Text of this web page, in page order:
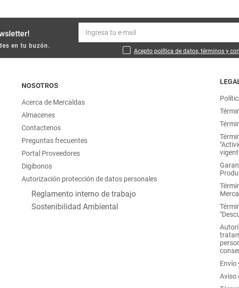
en tu buzón.
Acepto política de datos, términos y
NOSOTROS
Acerca de Mercaldas
Almacenes
Contactenos
Preguntas frecuentes
Portal Proveedores
Digibonos
Autorización protección de datos personales
Reglamento interno de trabajo
Sostenibilidad Ambiental
Envío
Aviso